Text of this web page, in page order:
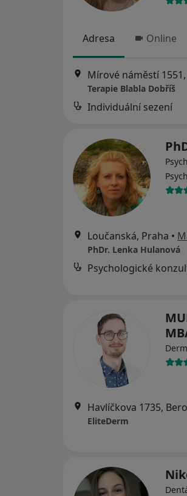
Adresa Online
Mírové náměstí
Terapie Blabla Dobříš
Individuální sezení
Loučanská, Praha •
PhDr. Lenka Hulanová
Psychologické
Havlíčkova 1735,
EliteDerm